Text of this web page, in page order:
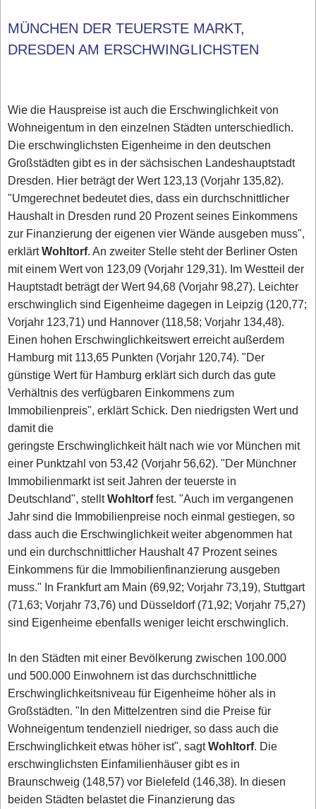
MÜNCHEN DER TEUERSTE MARKT,
DRESDEN AM ERSCHWINGLICHSTEN
Wie die Hauspreise ist auch die Erschwinglichkeit von
Wohneigentum in den einzelnen Städten unterschiedlich.
Die erschwinglichsten Eigenheime in den deutschen
Großstädten gibt es in der sächsischen Landeshauptstadt
Dresden. Hier beträgt der Wert 123,13 (Vorjahr 135,82).
"Umgerechnet bedeutet dies, dass ein durchschnittlicher
Haushalt in Dresden rund 20 Prozent seines Einkommens
zur Finanzierung der eigenen vier Wände ausgeben muss",
erklärtWohltorf. An zweiter Stelle steht der Berliner Osten
mit einem Wert von 123,09 (Vorjahr 129,31). Im Westteil der
Hauptstadt beträgt der Wert 94,68 (Vorjahr 98,27). Leichter
erschwinglich sind Eigenheime dagegen in Leipzig (120,77;
Vorjahr 123,71) und Hannover (118,58; Vorjahr 134,48).
Einen hohen Erschwinglichkeitswert erreicht außerdem
Hamburg mit 113,65 Punkten (Vorjahr 120,74). "Der
günstige Wert für Hamburg erklärt sich durch das gute
Verhältnis des verfügbaren Einkommens zum
Immobilienpreis", erklärt Schick. Den niedrigsten Wert und
damit die
geringste Erschwinglichkeit hält nach wie vor München mit
einer Punktzahl von 53,42 (Vorjahr 56,62). "Der Münchner
Immobilienmarkt ist seit Jahren der teuerste in
Deutschland", stelltWohltorffest. "Auch im vergangenen
Jahr sind die Immobilienpreise noch einmal gestiegen, so
dass auch die Erschwinglichkeit weiter abgenommen hat
und ein durchschnittlicher Haushalt 47 Prozent seines
Einkommens für die Immobilienfinanzierung ausgeben
muss." In Frankfurt am Main (69,92; Vorjahr 73,19), Stuttgart
(71,63; Vorjahr 73,76) und Düsseldorf (71,92; Vorjahr 75,27)
sind Eigenheime ebenfalls weniger leicht erschwinglich.
In den Städten mit einer Bevölkerung zwischen 100.000
und 500.000 Einwohnern ist das durchschnittliche
Erschwinglichkeitsniveau für Eigenheime höher als in
Großstädten. "In den Mittelzentren sind die Preise für
Wohneigentum tendenziell niedriger, so dass auch die
Erschwinglichkeit etwas höher ist", sagtWohltorf. Die
erschwinglichsten Einfamilienhäuser gibt es in
Braunschweig (148,57) vor Bielefeld (146,38). In diesen
beiden Städten belastet die Finanzierung das